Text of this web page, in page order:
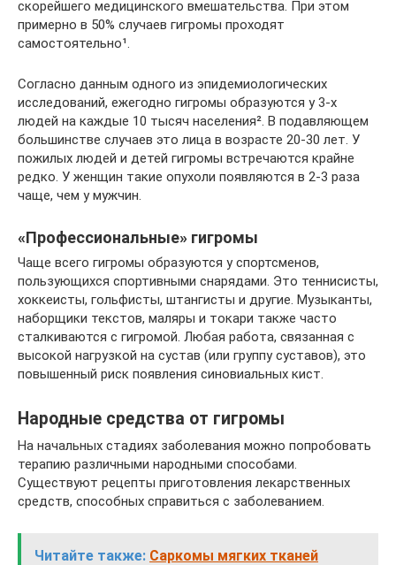
скорейшего медицинского вмешательства. При этом
примерно в 50% случаев гигромы проходят
самостоятельно¹.
Согласно данным одного из эпидемиологических
исследований, ежегодно гигромы образуются у 3-х
людей на каждые 10 тысяч населения². В подавляющем
большинстве случаев это лица в возрасте 20-30 лет. У
пожилых людей и детей гигромы встречаются крайне
редко. У женщин такие опухоли появляются в 2-3 раза
чаще, чем у мужчин.
«Профессиональные» гигромы
Чаще всего гигромы образуются у спортсменов,
пользующихся спортивными снарядами. Это теннисисты,
хоккеисты, гольфисты, штангисты и другие. Музыканты,
наборщики текстов, маляры и токари также часто
сталкиваются с гигромой. Любая работа, связанная с
высокой нагрузкой на сустав (или группу суставов), это
повышенный риск появления синовиальных кист.
Народные средства от гигромы
На начальных стадиях заболевания можно попробовать
терапию различными народными способами.
Существуют рецепты приготовления лекарственных
средств, способных справиться с заболеванием.
Читайте также: Саркомы мягких тканей